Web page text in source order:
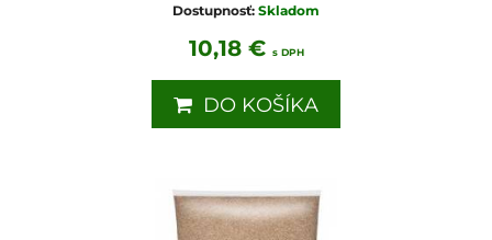
Dostupnosť: Skladom
10,18 € s DPH
DO KOŠÍKA